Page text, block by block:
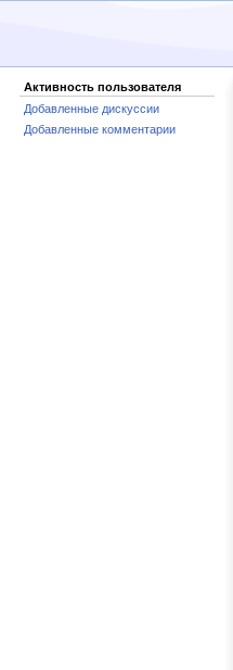
Активность пользователя
Добавленные дискуссии
Добавленные комментарии